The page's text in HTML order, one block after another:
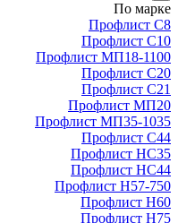
По марке
Профлист С8
Профлист С10
Профлист МП18-1100
Профлист С20
Профлист С21
Профлист МП20
Профлист МП35-1035
Профлист С44
Профлист НС35
Профлист НС44
Профлист Н57-750
Профлист Н60
Профлист Н75